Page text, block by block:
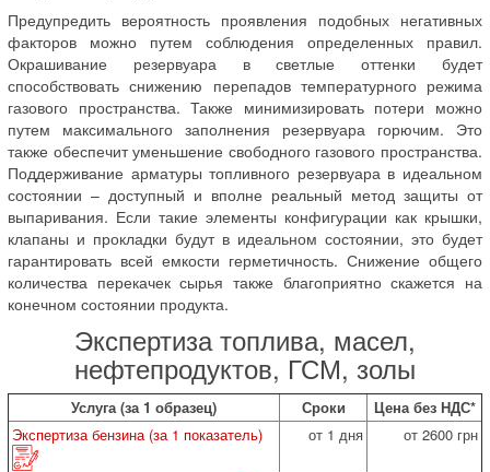
Предупредить вероятность проявления подобных негативных
факторов можно путем соблюдения определенных правил.
Окрашивание резервуара в светлые оттенки будет
способствовать снижению перепадов температурного режима
газового пространства. Также минимизировать потери можно
путем максимального заполнения резервуара горючим. Это
также обеспечит уменьшение свободного газового пространства.
Поддерживание арматуры топливного резервуара в идеальном
состоянии – доступный и вполне реальный метод защиты от
выпаривания. Если такие элементы конфигурации как крышки,
клапаны и прокладки будут в идеальном состоянии, это будет
гарантировать всей емкости герметичность. Снижение общего
количества перекачек сырья также благоприятно скажется на
конечном состоянии продукта.
Экспертиза топлива, масел,
нефтепродуктов, ГСМ, золы
Услуга (за 1 образец) Сроки
Цена без НДС*
Экспертиза бензина (за 1 показатель)
от 1 дня от 2600 грн